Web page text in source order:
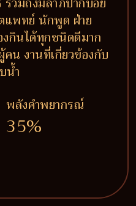
แพทย์ นักพูด ฝ่าย
กินได้ทุกชนิดดีมาก
น งานที่เกี่ยวข้องกับ
น้ำ
พลังคำพยากรณ์
35%